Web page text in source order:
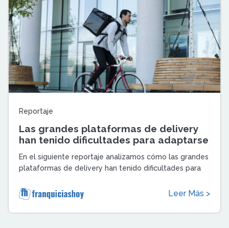
Reportaje
Las grandes plataformas de delivery
han tenido dificultades para adaptarse
a la ley rider
En el siguiente reportaje analizamos cómo las grandes
plataformas de delivery han tenido dificultades para
Leer Más >